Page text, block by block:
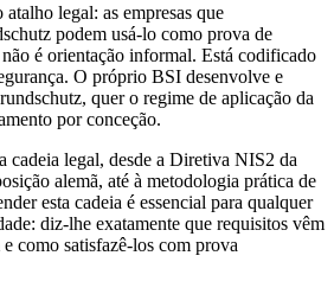
atalho legal: as empresas que
podem usá-lo como prova de
é orientação informal. Está codificado
O próprio BSI desenvolve e
quer o regime de aplicação da
por conceção.
cadeia legal, desde a Diretiva NIS2 da
alemã, até à metodologia prática de
esta cadeia é essencial para qualquer
diz-lhe exatamente que requisitos vêm
como satisfazê-los com prova